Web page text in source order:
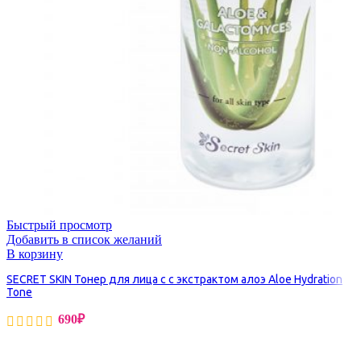
Быстрый просмотр
Добавить в список желаний
В корзину
SECRET SKIN Тонер для лица с с экстрактом алоэ Aloe Hydration
Tone
690₽